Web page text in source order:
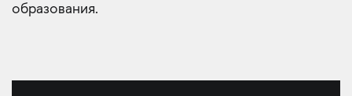
образования.